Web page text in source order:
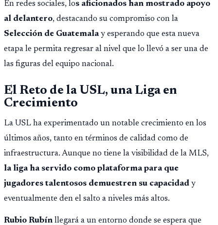
En redes sociales, los aficionados han mostrado apoyo
al delantero, destacando su compromiso con la
Selección de Guatemalay esperando que esta nueva
etapa le permita regresar al nivel que lo llevó a ser una de
las figuras del equipo nacional.
El Reto de la USL, una Liga en
Crecimiento
La USL ha experimentado un notable crecimiento en los
últimos años, tanto en términos de calidad como de
infraestructura. Aunque no tiene la visibilidad de la MLS,
la liga ha servido como plataforma para que
jugadores talentosos demuestren su capacidad y
eventualmente den el salto a niveles más altos.
Rubio Rubín llegará a un entorno donde se espera que